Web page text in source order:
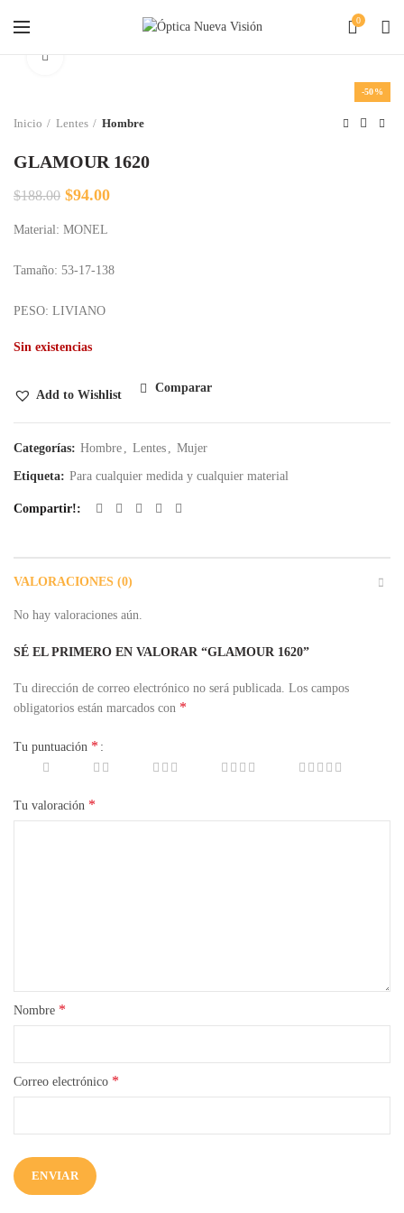
0
-50%
Inicio Lentes Hombre
GLAMOUR 1620
$188.00 El
original
$188.00.
$94.00El
$94.00.
Material: MONEL
Tamaño: 53-17-138
PESO: LIVIANO
Sin existencias
Add to Wishlist
Comparar
Categorías: Hombre , Lentes , Mujer
Etiqueta: Para cualquier medida y cualquier material
Compartir!
VALORACIONES (0)
No hay valoraciones aún.
SÉ EL PRIMERO EN VALORAR “GLAMOUR 1620”
Tu dirección de correo electrónico no será publicada. Los campos
obligatorios están marcados con *
Tu puntuación *
Tu valoración *
Nombre *
Correo electrónico *